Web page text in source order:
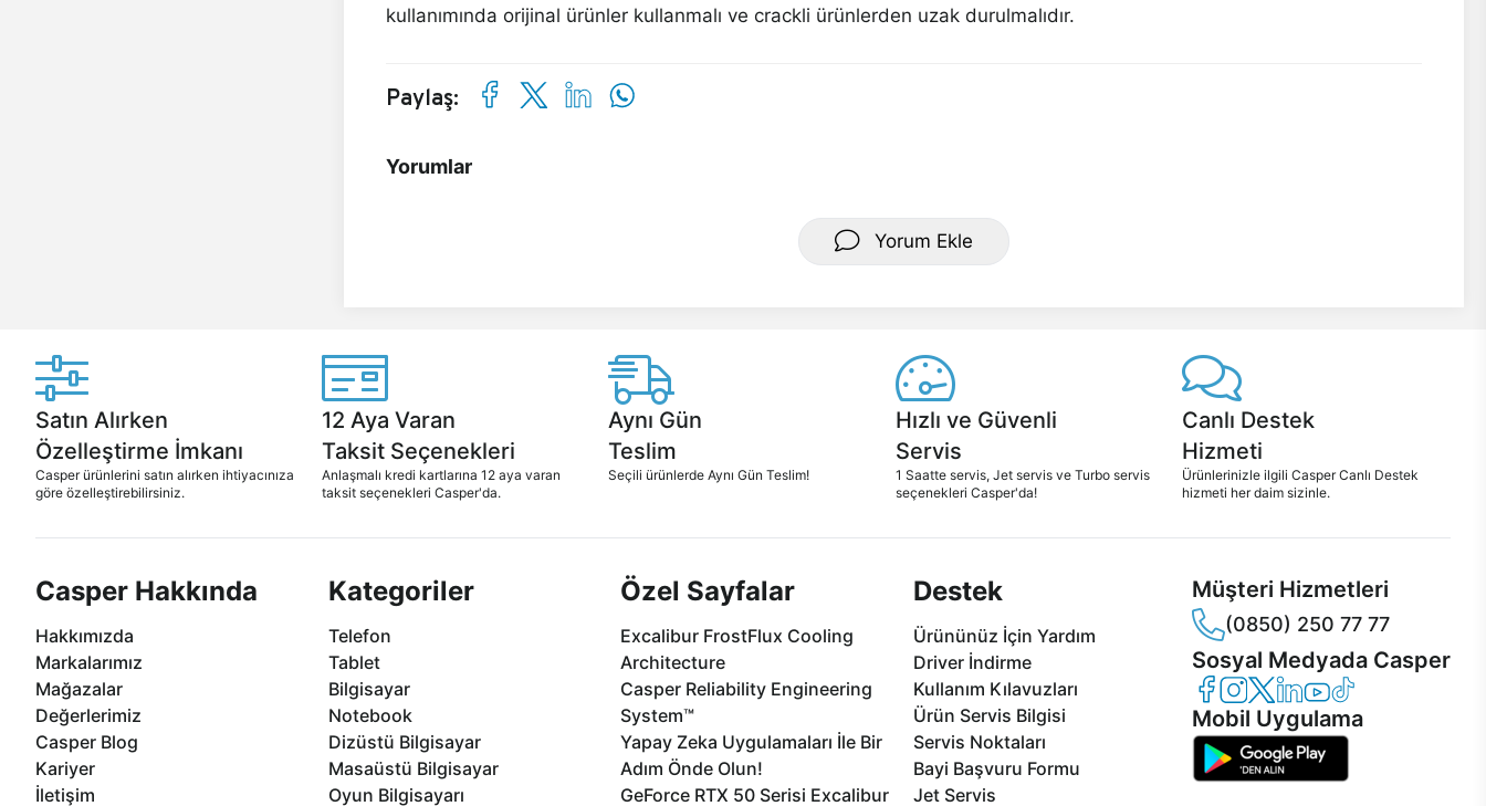
kullanımında orijinal ürünler kullanmalı ve crackli ürünlerden uzak durulmalıdır.
Paylaş:
Yorumlar
Yorum Ekle
Satın Alırken
Özelleştirme İmkanı
Casper ürünlerini satın alırken ihtiyacınıza
göre özelleştirebilirsiniz.
12 Aya Varan
Taksit Seçenekleri
Anlaşmalı kredi kartlarına 12 aya varan
taksit seçenekleri Casper'da.
Aynı Gün
Teslim
Seçili ürünlerde Aynı Gün Teslim!
Hızlı ve Güvenli
Servis
1 Saatte servis, Jet servis ve Turbo servis
seçenekleri Casper'da!
Canlı Destek
Hizmeti
Ürünlerinizle ilgili Casper Canlı Destek
hizmeti her daim sizinle.
Casper Hakkında
Hakkımızda
Markalarımız
Mağazalar
Değerlerimiz
Casper Blog
Kariyer
İletişim
Kategoriler
Telefon
Tablet
Bilgisayar
Notebook
Dizüstü Bilgisayar
Masaüstü Bilgisayar
Oyun Bilgisayarı
Özel Sayfalar
Excalibur FrostFlux Cooling
Architecture
Casper Reliability Engineering
System™
Yapay Zeka Uygulamaları İle Bir
Adım Önde Olun!
GeForce RTX 50 Serisi Excalibur
Destek
Ürününüz İçin Yardım
Driver İndirme
Kullanım Kılavuzları
Ürün Servis Bilgisi
Servis Noktaları
Bayi Başvuru Formu
Jet Servis
Müşteri Hizmetleri
(0850) 250 77 77
Sosyal Medyada Casper
Casper Facebook
Casper Instagram
Casper Twitter
Casper LinkedIn
Casper YouTube
Casper TikTok
Mobil Uygulama